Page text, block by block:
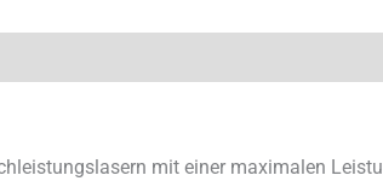
mit einer maximalen